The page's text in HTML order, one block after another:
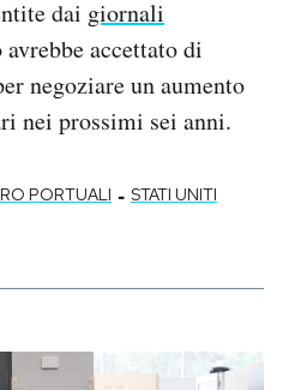
dai giornali
accettato di
negoziare un aumento
nei prossimi sei anni.
PORTUALI - STATI UNITI